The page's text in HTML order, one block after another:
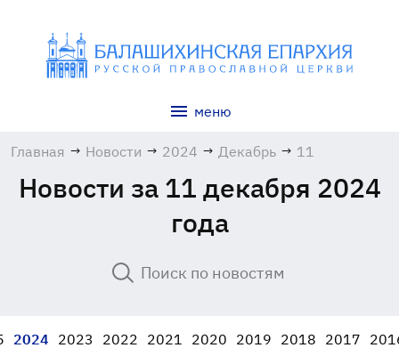
меню
Главная → Новости → 2024 → Декабрь → 11
Новости за 11 декабря 2024
года
2024 2023 2022 2021 2020 2019 2018 2017